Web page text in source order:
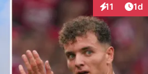
11 1d